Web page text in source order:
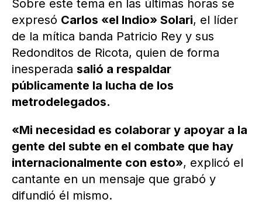
Sobre este tema en las últimas horas se
expresó Carlos «el Indio» Solari, el líder
de la mítica banda Patricio Rey y sus
Redonditos de Ricota, quien de forma
inesperada salió a respaldar
públicamente la lucha de los
metrodelegados.
«Mi necesidad es colaborar y apoyar a la
gente del subte en el combate que hay
internacionalmente con esto», explicó el
cantante en un mensaje que grabó y
difundió él mismo.